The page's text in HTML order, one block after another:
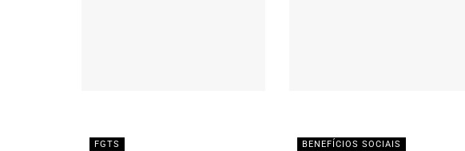
FGTS BENEFÍCIOS SOCIAIS